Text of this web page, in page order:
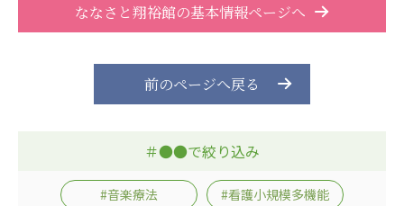
株式会社エネクト 株式会社 G.com R＆M
海外
美迪克（上海）商务咨询有限公司
Angkor-Japan Friendship International
Hospital
ななさと翔裕館の基本情報ページへ
前のページへ戻る
＃●●で絞り込み
#音楽療法 #看護小規模多機能